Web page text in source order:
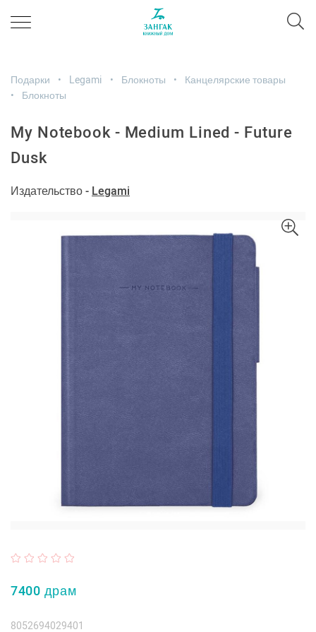
Подарки Legami Блокноты
Канцелярские товары
Блокноты
My Notebook - Medium Lined - Future
Dusk
Издательство - Legami
7400 драм
8052694029401